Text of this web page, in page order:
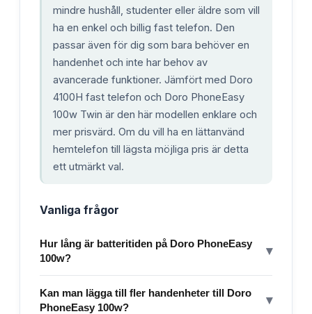
mindre hushåll, studenter eller äldre som vill
ha en enkel och billig fast telefon. Den
passar även för dig som bara behöver en
handenhet och inte har behov av
avancerade funktioner. Jämfört med Doro
4100H fast telefon och Doro PhoneEasy
100w Twin är den här modellen enklare och
mer prisvärd. Om du vill ha en lättanvänd
hemtelefon till lägsta möjliga pris är detta
ett utmärkt val.
Vanliga frågor
Hur lång är batteritiden på Doro PhoneEasy
100w?
▾
Kan man lägga till fler handenheter till Doro
PhoneEasy 100w?
▾